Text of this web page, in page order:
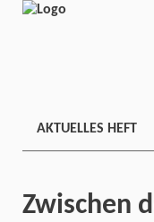
AKTUELLES HEFT
Zwischen